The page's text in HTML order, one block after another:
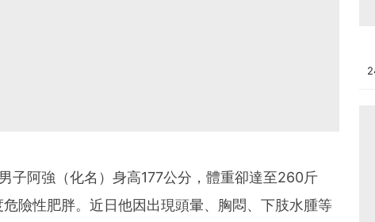
子阿強（化名）身高177公分，體重卻達至260斤
危險性肥胖。近日他因出現頭暈、胸悶、下肢水腫等